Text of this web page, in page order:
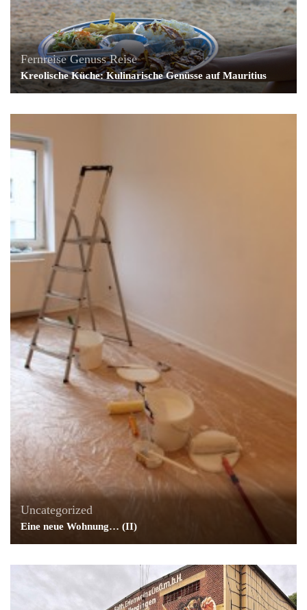
Fernreise Genuss Reise
Kreolische Küche: Kulinarische Genüsse auf Mauritius
Uncategorized
Eine neue Wohnung… (II)